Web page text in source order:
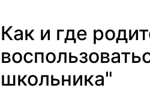
Как и где
школьника"